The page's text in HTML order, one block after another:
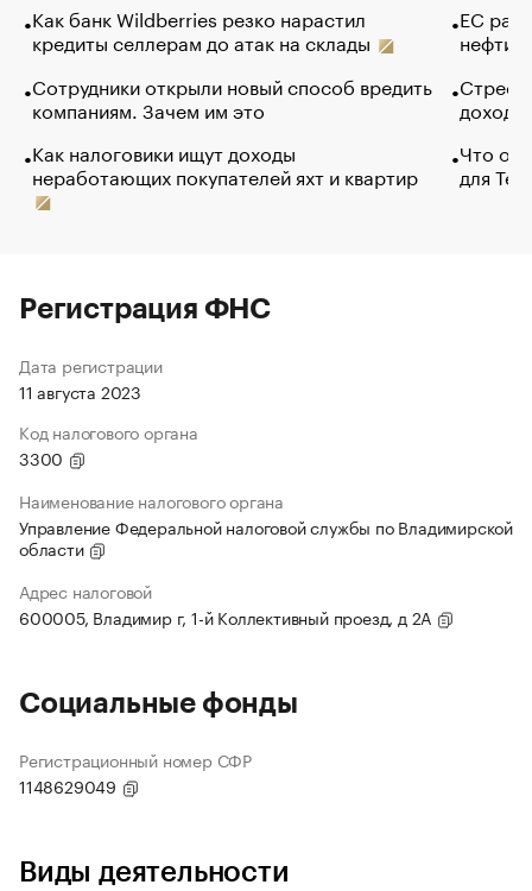
Как банк Wildberries резко нарастил
кредиты селлерам до атак на склады
Сотрудники открыли новый способ вредить
компаниям. Зачем им это
Как налоговики ищут доходы
неработающих покупателей яхт и квартир
ЕС
нефти
Что
для
Регистрация ФНС
Дата регистрации
11 августа 2023
Код налогового органа
3300
Наименование налогового органа
Управление Федеральной налоговой службы по Владимирской
области
Адрес налоговой
600005, Владимир г, 1-й Коллективный проезд, д 2А
Социальные фонды
Регистрационный номер СФР
1148629049
Виды деятельности